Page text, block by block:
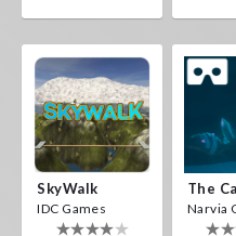
SkyWalk
IDC Games
The
Narvia